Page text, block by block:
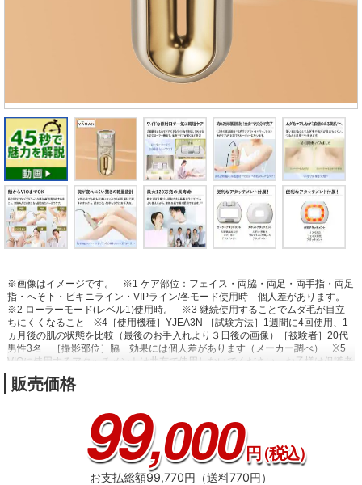
※画像はイメージです。
※1 ケア部位：フェイス・両脇・両足・両手指・両足
指・へそ下・ビキニライン・VIPライン/各モード使用時 個人差があります。
※2 ローラーモード(レベル1)使用時。
※3 継続使用することでムダ毛が目立
ちにくくなること
※4［使用機種］YJEA3N ［試験方法］1週間に4回使用、1
ヵ月後の肌の状態を比較（最後のお手入れより３日後の画像）［被験者］20代
男性3名 ［撮影部位］脇 効果には個人差があります（メーカー調べ）
※5
VIOに使用するアタッチメントは共有で使用しないでください。お子様は保護者
同意のうえ、保護者または専門家などの監督下でご使用ください。
販売価格
99,000円（税込）
お支払総額99,770円（送料770円）